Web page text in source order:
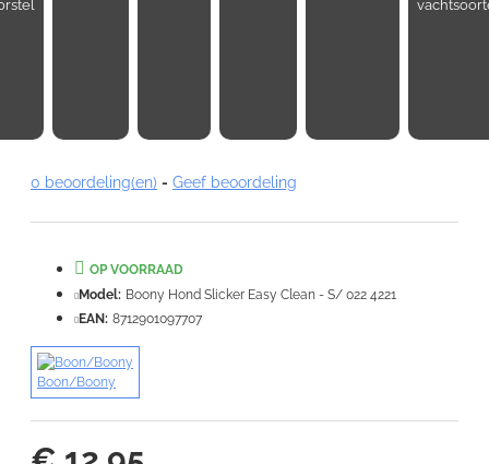
Note:HTML-code wordt niet vertaald!
Slecht Goed
0 beoordeling(en) - Geef beoordeling
OP VOORRAAD
Model: Boony Hond Slicker Easy Clean - S/ 022 4221
EAN: 8712901097707
Boon/Boony